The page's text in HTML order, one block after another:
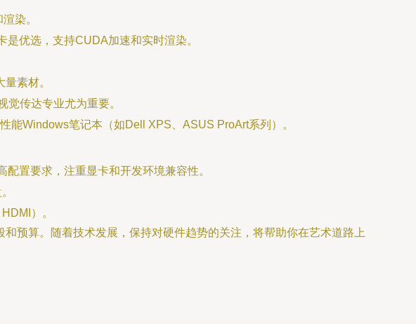
染。
优选，支持CUDA加速和实时渲染。
素材。
觉传达专业尤为重要。
能Windows笔记本（如Dell XPS、ASUS ProArt系列）。
置要求，注重显卡和开发环境兼容性。
）。
预算。随着技术发展，保持对硬件趋势的关注，将帮助你在艺术道路上